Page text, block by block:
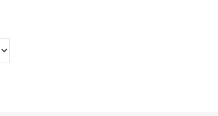
a tendina per selezionare la categoria di tuo